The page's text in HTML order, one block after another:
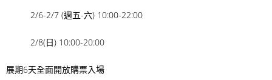
2/6-2/7 (週五-六) 10:00-22:00
2/8(日) 10:00-20:00
展期6天全面開放購票入場